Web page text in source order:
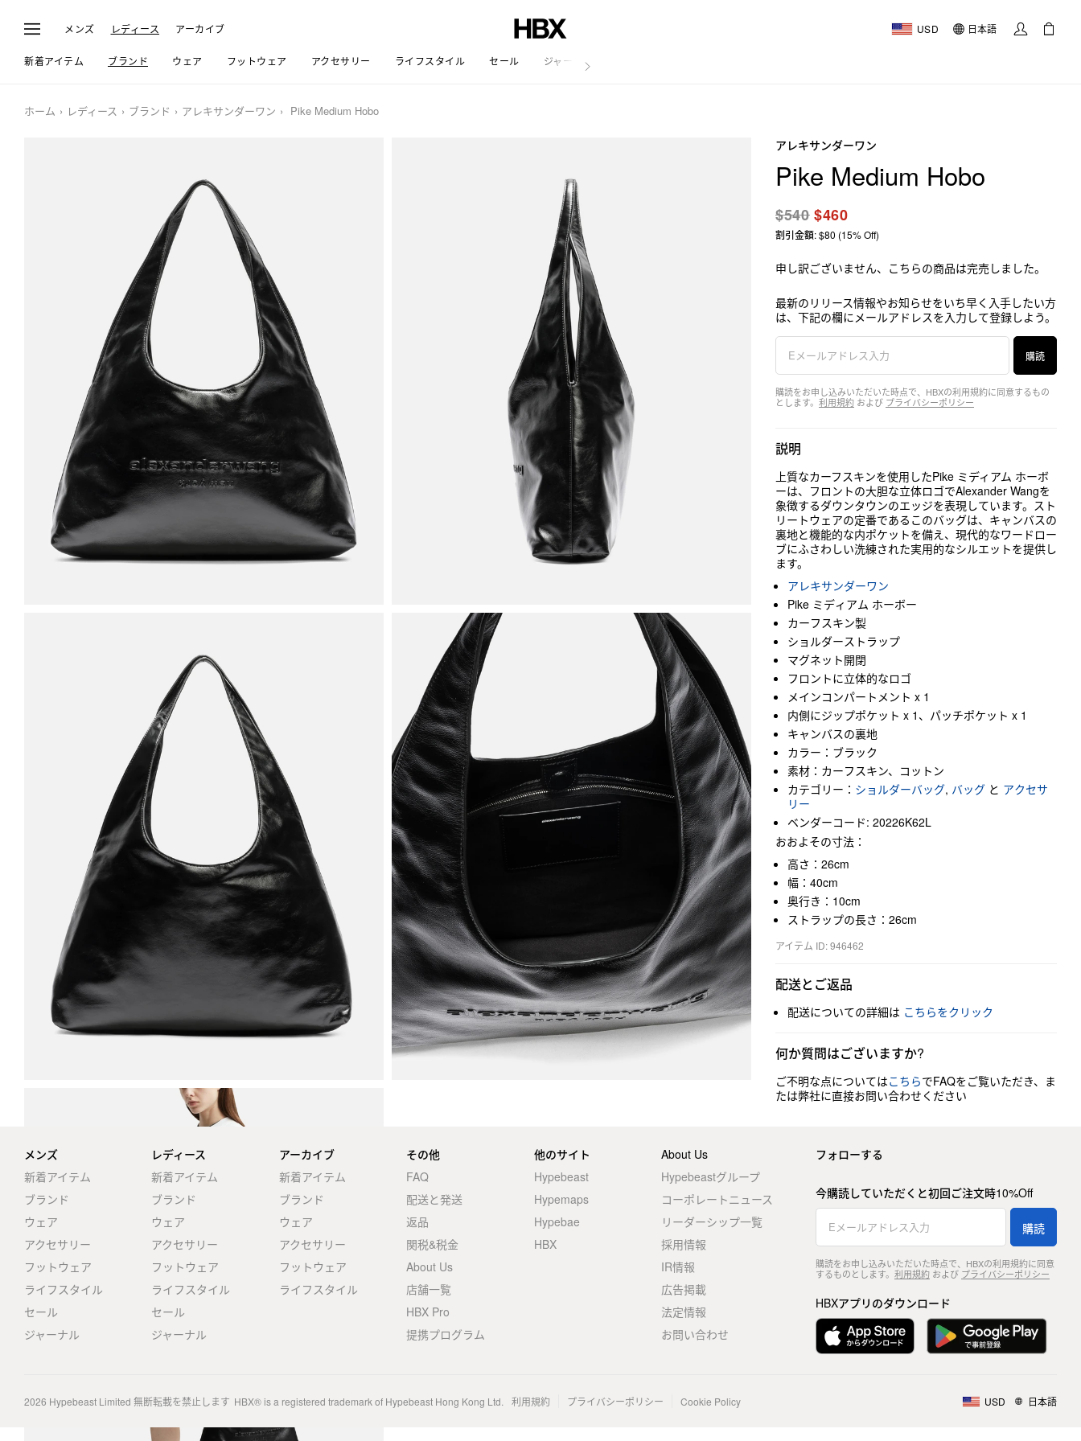
メンズ レディース アーカイブ USD 日本語
新着アイテム ブランド ウェア フットウェア アクセサリー ライフスタイル セール ジャーナル
ホーム レディース ブランド アレキサンダーワン Pike Medium Hobo
アレキサンダーワン
Pike Medium Hobo
$540$460
割引金額: $80 (15% Off)
申し訳ございません、こちらの商品は完売しました。
最新のリリース情報やお知らせをいち早く入手したい方
は、下記の欄にメールアドレスを入力して登録しよう。
購読
購読をお申し込みいただいた時点で、HBXの利用規約に同意するもの
とします。 利用規約 および プライバシーポリシー
説明
上質なカーフスキンを使用したPike ミディアム ホーボ
ーは、フロントの大胆な立体ロゴでAlexander Wangを
象徴するダウンタウンのエッジを表現しています。スト
リートウェアの定番であるこのバッグは、キャンバスの
裏地と機能的な内ポケットを備え、現代的なワードロー
ブにふさわしい洗練された実用的なシルエットを提供し
ます。
アレキサンダーワン
Pike ミディアム ホーボー
カーフスキン製
ショルダーストラップ
マグネット開閉
フロントに立体的なロゴ
メインコンパートメント x 1
内側にジップポケット x 1、パッチポケット x 1
キャンバスの裏地
カラー：ブラック
素材：カーフスキン、コットン
カテゴリー： ショルダーバッグ, バッグ と アクセサ
リー
ベンダーコード: 20226K62L
おおよその寸法：
高さ：26cm
幅：40cm
奥行き：10cm
ストラップの長さ：26cm
アイテム ID: 946462
配送とご返品
配送についての詳細は こちらをクリック
何か質問はございますか?
ご不明な点についてはこちらでFAQをご覧いただき、ま
たは弊社に直接お問い合わせください
メンズ
新着アイテム
ブランド
ウェア
アクセサリー
フットウェア
ライフスタイル
セール
ジャーナル
レディース
新着アイテム
ブランド
ウェア
アクセサリー
フットウェア
ライフスタイル
セール
ジャーナル
アーカイブ
新着アイテム
ブランド
ウェア
アクセサリー
フットウェア
ライフスタイル
その他
FAQ
配送と発送
返品
関税&税金
About Us
店舗一覧
HBX Pro
提携プログラム
他のサイト
Hypebeast
Hypemaps
Hypebae
HBX
About Us
Hypebeastグループ
コーポレートニュース
リーダーシップ一覧
採用情報
IR情報
広告掲載
法定情報
お問い合わせ
フォローする
今購読していただくと初回ご注文時10%Off
購読
購読をお申し込みいただいた時点で、HBXの利用規約に同意
するものとします。 利用規約および プライバシーポリシー
HBXアプリのダウンロード
2026 Hypebeast Limited 無断転載を禁止します HBX® is a registered trademark of Hypebeast Hong Kong Ltd. 利用規約 プライバシーポリシー Cookie Policy USD 日本語